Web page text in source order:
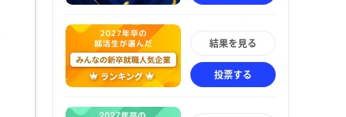
結果を見る
投票する